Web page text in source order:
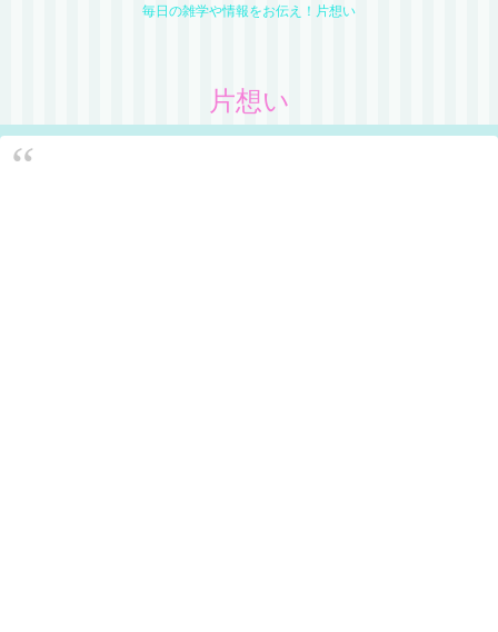
毎日の雑学や情報をお伝え！片想い
片想い